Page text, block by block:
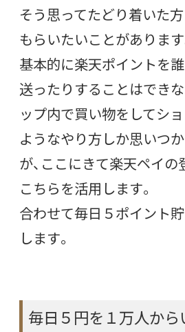
そう思ってたどり着いた
もらいたいことがあります
基本的に楽天ポイントを誰
送ったりすることはでき
ップ内で買い物をしてシ
ようなやり方しか思いつ
が、ここにきて楽天ペイの
こちらを活用します。
合わせて毎日５ポイント
します。
毎日５円を１万人か